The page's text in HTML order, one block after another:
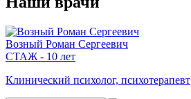
Возный Роман Сергеевич
СТАЖ - 10 лет
Клинический психолог, психотерапевт